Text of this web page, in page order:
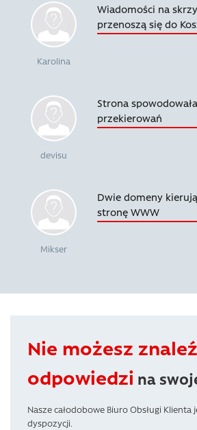
Karolina
Wiadomości na
przenoszą się do
devisu
Strona
przekierowań
Mikser
Dwie domeny
stronę WWW
Nie możesz
odpowiedzi na
Nasze całodobowe Biuro Obsługi Klienta
dyspozycji.